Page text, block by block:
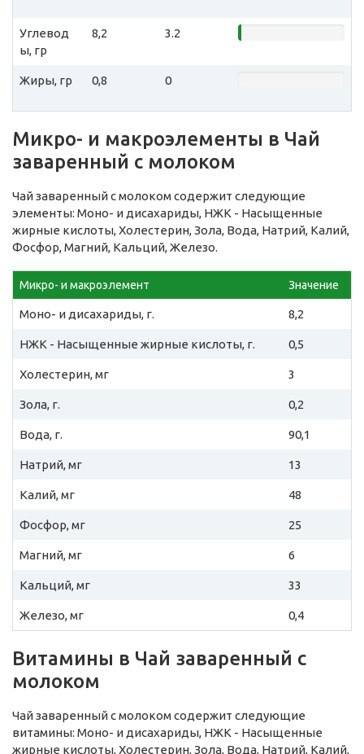
Углевод
ы, гр
8,2 3.2
Жиры, гр 0,8 0
Микро- и макроэлементы в Чай
заваренный с молоком
Чай заваренный с молоком содержит следующие
элементы: Моно- и дисахариды, НЖК - Насыщенные
жирные кислоты, Холестерин, Зола, Вода, Натрий, Калий,
Фосфор, Магний, Кальций, Железо.
Микро- и макроэлемент Значение
Моно- и дисахариды, г. 8,2
НЖК - Насыщенные жирные кислоты, г. 0,5
Холестерин, мг 3
Зола, г. 0,2
Вода, г. 90,1
Натрий, мг 13
Калий, мг 48
Фосфор, мг 25
Магний, мг 6
Кальций, мг 33
Железо, мг 0,4
Витамины в Чай заваренный с
молоком
Чай заваренный с молоком содержит следующие
витамины: Моно- и дисахариды, НЖК - Насыщенные
жирные кислоты, Холестерин, Зола, Вода, Натрий, Калий,